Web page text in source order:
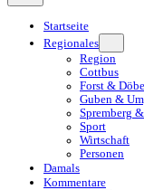
Startseite
Regionales
Region
Cottbus
Forst &
Guben &
Spremberg
Sport
Wirtschaft
Personen
Damals
Kommentare